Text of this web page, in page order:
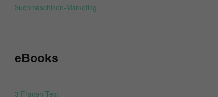
Suchmaschinen-Marketing
eBooks
3-Fragen-Test